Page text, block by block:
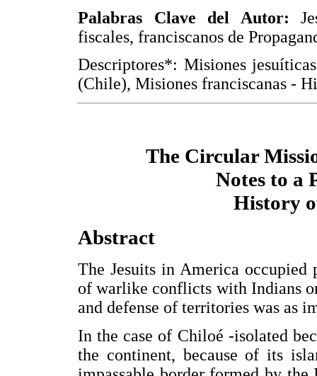
Palabras Clave del Autor:
fiscales, franciscanos de
Descriptores*: Misiones
(Chile), Misiones franciscanas -
The Circular
Notes to a
History
Abstract
The Jesuits in America occupied
of warlike conflicts with Indians
and defense of territories was as
In the case of Chiloé -isolated
the continent, because of its